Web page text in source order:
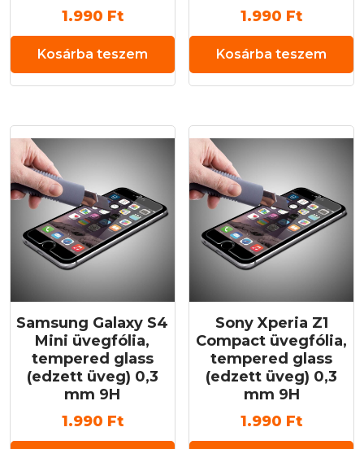
1.990 Ft
Kosárba teszem
1.990 Ft
Kosárba teszem
Samsung Galaxy S4
Mini üvegfólia,
tempered glass
(edzett üveg) 0,3
mm 9H
1.990 Ft
Sony Xperia Z1
Compact üvegfólia,
tempered glass
(edzett üveg) 0,3
mm 9H
1.990 Ft